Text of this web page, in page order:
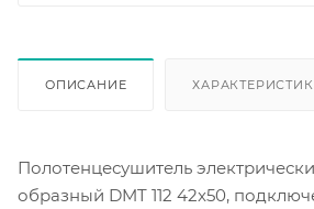
ОПИСАНИЕ
Полотенцесушитель
образный DMT 112 42x50,